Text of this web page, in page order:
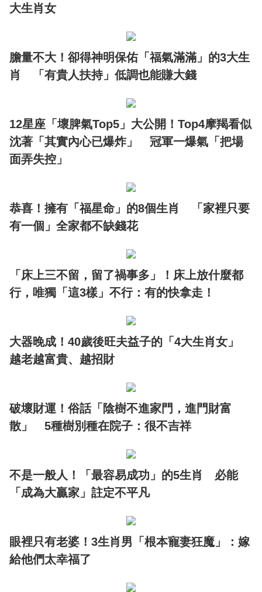
大生肖女
膽量不大！卻得神明保佑「福氣滿滿」的3大生
肖 「有貴人扶持」低調也能賺大錢
12星座「壞脾氣Top5」大公開！Top4摩羯看似
沈著「其實內心已爆炸」 冠軍一爆氣「把場
面弄失控」
恭喜！擁有「福星命」的8個生肖 「家裡只要
有一個」全家都不缺錢花
「床上三不留，留了禍事多」！床上放什麼都
行，唯獨「這3樣」不行：有的快拿走！
大器晚成！40歲後旺夫益子的「4大生肖女」
越老越富貴、越招財
破壞財運！俗話「陰樹不進家門，進門財富
散」 5種樹別種在院子：很不吉祥
不是一般人！「最容易成功」的5生肖 必能
「成為大贏家」註定不平凡
眼裡只有老婆！3生肖男「根本寵妻狂魔」：嫁
給他們太幸福了